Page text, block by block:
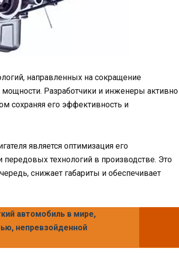
направленных на сокращение
Разработчики и инженеры активно
сохраняя его эффективность и
является оптимизация его
передовых технологий в производстве. Это
снижает габариты и обеспечивает
автомобиль в мире,
непревзойденной